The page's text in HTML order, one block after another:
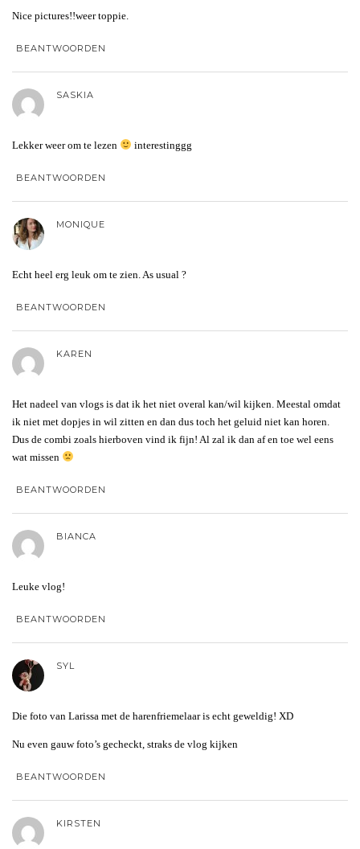
Nice pictures!!weer toppie.
BEANTWOORDEN
SASKIA
Lekker weer om te lezen interestinggg
BEANTWOORDEN
MONIQUE
Echt heel erg leuk om te zien. As usual ?
BEANTWOORDEN
KAREN
Het nadeel van vlogs is dat ik het niet overal kan/wil kijken. Meestal omdat
ik niet met dopjes in wil zitten en dan dus toch het geluid niet kan horen.
Dus de combi zoals hierboven vind ik fijn! Al zal ik dan af en toe wel eens
wat missen
BEANTWOORDEN
BIANCA
Leuke vlog!
BEANTWOORDEN
SYL
Die foto van Larissa met de harenfriemelaar is echt geweldig! XD
Nu even gauw foto’s gecheckt, straks de vlog kijken
BEANTWOORDEN
KIRSTEN